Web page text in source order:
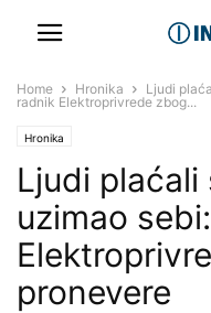
Home Hronika
Ljudi
radnik Elektroprivrede zbog...
Hronika
Ljudi plaćali
uzimao
pronevere